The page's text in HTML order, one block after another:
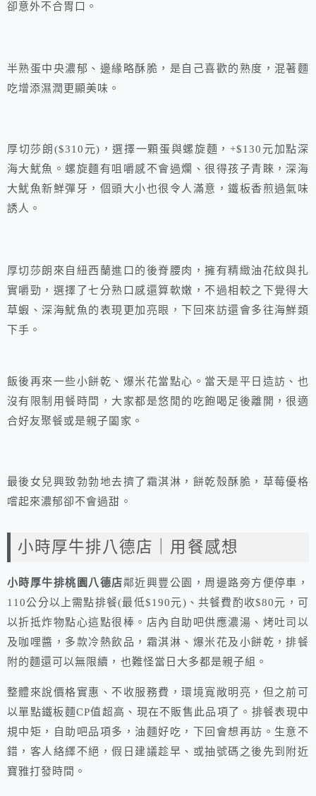
卻意外不合胃口。
半熟蛋中央濃郁、邊緣略酥脆，是自己喜歡的熟度，混著麵
吃增添濕潤更顯美味。
厚切莎朗($310元)，選擇一顆蛋與螺旋麵，+$130元加點深
海大魷魚。螺旋麵有咀嚼感不會過爛、很得孩子青睞，深海
大魷魚新鮮彈牙，個頭大小也很令人滿意，鐵板香煎過氣味
誘人。
厚切莎朗來自紐西蘭進口的後脊腰肉，擁有精緻油花紋與扎
實嚼勁，選擇了七分熟口感還算軟嫩，不過相較之下覺得大
草蝦、深海魷魚的表現更加亮眼，下回來訪還會多往海鮮類
下手。
飯後再來一些小餅乾、爆米花當點心。當天是平日造訪、也
沒有限制用餐時間，大家都是悠閒的吃飽喝足後離開，很適
合好友聚餐或是親子闔家。
最後女兒興致勃勃地去擠了霜淇淋，餅乾殼酥脆，草莓優格
嚐起來濃郁卻不會過甜。
小時厚牛排八德店｜用餐感想
小時厚牛排桃園八德店鄰近興豐公園，周邊路旁方便停車，
110公分以上需點排餐(最低$190元)、共餐費酌收$80元，可
以折抵炸物點心這點很棒。店內自助吧供應濃湯、烤吐司以
及咖哩醬，多款冷熱飲品，霜淇淋、爆米花及小餅乾，排餐
附的麵還可以無限續，也難怪當日大多都是親子組。
整體來說價格實惠、不收服務費，環境寬敞明亮，但之前可
以單點鐵板麵CP值超高、現在不販售此品項了。排餐表現中
規中矩，自助吧品項多，油麵好吃，下回會想再訪。生意不
錯，客人絡繹不絕，假日建議趁早、或抽號碼之後先到附近
寶雅打發時間。